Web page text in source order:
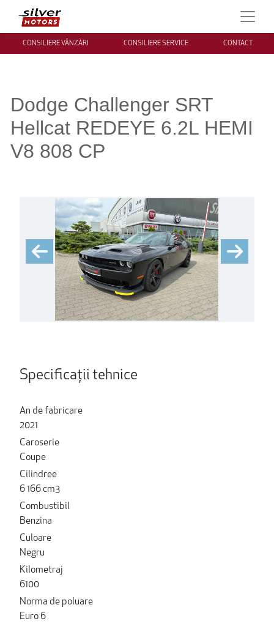
CONSILIERE VÂNZĂRI CONSILIERE SERVICE CONTACT
Dodge Challenger SRT
Hellcat REDEYE 6.2L HEMI
V8 808 CP
Specificații tehnice
An de fabricare
2021
Caroserie
Coupe
Cilindree
6 166 cm3
Combustibil
Benzina
Culoare
Negru
Kilometraj
6100
Norma de poluare
Euro 6